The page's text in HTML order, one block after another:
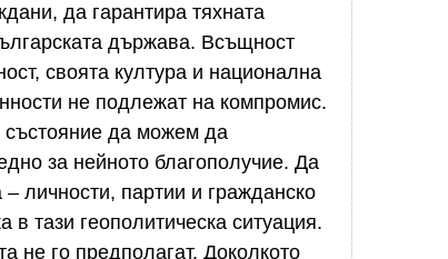
да гарантира тяхната
държава. Всъщност
своята култура и национална
не подлежат на компромис.
състояние да можем да
за нейното благополучие. Да
личности, партии и гражданско
тази геополитическа ситуация.
не го предполагат. Доколкото